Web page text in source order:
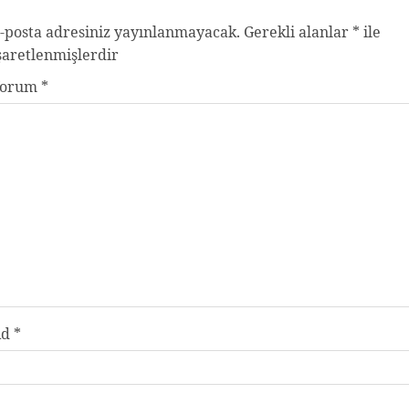
posta adresiniz yayınlanmayacak. Gerekli alanlar * ile
*
*